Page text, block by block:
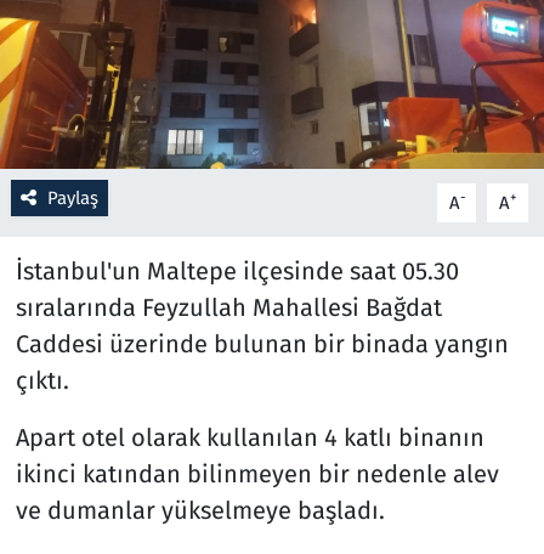
Paylaş A- A+
İstanbul'un Maltepe ilçesinde saat 05.30
sıralarında Feyzullah Mahallesi Bağdat
Caddesi üzerinde bulunan bir binada yangın
çıktı.
Apart otel olarak kullanılan 4 katlı binanın
ikinci katından bilinmeyen bir nedenle alev
ve dumanlar yükselmeye başladı.
Ramazan
Resmi İlanlar
Rüya Tabirleri
Sağlık
Savunma Sanayi
Seçim 2023
Spor
Teknoloji ve Bilim
Televizyon